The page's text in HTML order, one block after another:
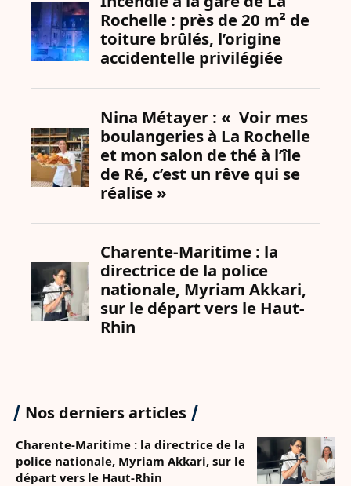
Nos derniers articles
Charente-Maritime : la directrice de la
police nationale, Myriam Akkari, sur le
départ vers le Haut-Rhin